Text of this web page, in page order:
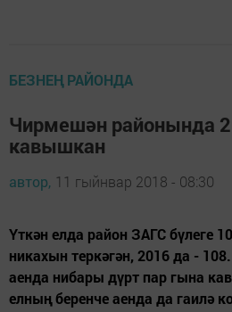
БЕЗНЕҢ РАЙОНДА
Чирмешән районында
кавышкан
автор, 11 гыйнвар 2018 - 08:30
Үткән елда район ЗАГС бүлеге
никахын теркәгән, 2016 да -
аенда нибары дүрт пар гына
елның беренче аенда да гаилә